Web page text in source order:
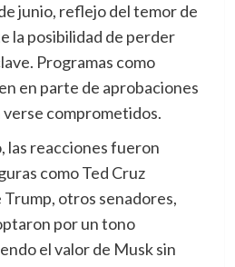
junio, reflejo del temor de
la posibilidad de perder
Programas como
en parte de aprobaciones
comprometidos.
las reacciones fueron
como Ted Cruz
otros senadores,
por un tono
el valor de Musk sin